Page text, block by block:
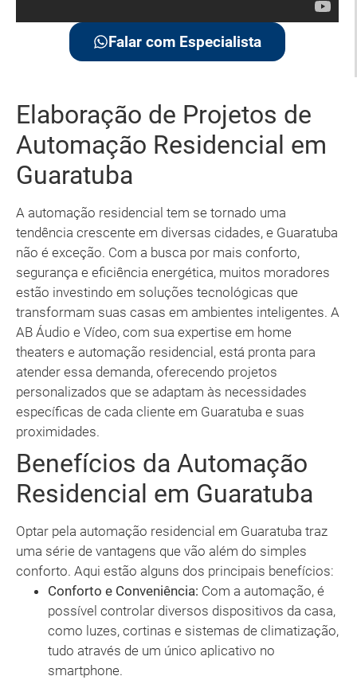
Falar com Especialista
Elaboração de Projetos de
Automação Residencial em
Guaratuba
A automação residencial tem se tornado uma
tendência crescente em diversas cidades, e Guaratuba
não é exceção. Com a busca por mais conforto,
segurança e eficiência energética, muitos moradores
estão investindo em soluções tecnológicas que
transformam suas casas em ambientes inteligentes. A
AB Áudio e Vídeo, com sua expertise em home
theaters e automação residencial, está pronta para
atender essa demanda, oferecendo projetos
personalizados que se adaptam às necessidades
específicas de cada cliente em Guaratuba e suas
proximidades.
Benefícios da Automação
Residencial em Guaratuba
Optar pela automação residencial em Guaratuba traz
uma série de vantagens que vão além do simples
conforto. Aqui estão alguns dos principais benefícios:
Conforto e Conveniência: Com a automação, é
possível controlar diversos dispositivos da casa,
como luzes, cortinas e sistemas de climatização,
tudo através de um único aplicativo no
smartphone.